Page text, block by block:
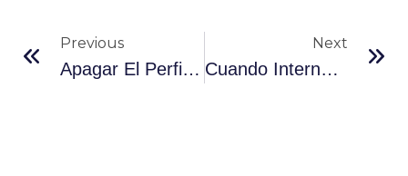
Previous
Apagar El Perfil Y Desaparecer: Series Y Películas Sobre Personas Que Quieren Salirse De Internet
Next
Cuando Internet Te Conoce Demasiado: El Cansancio De La Hiperpersonalización